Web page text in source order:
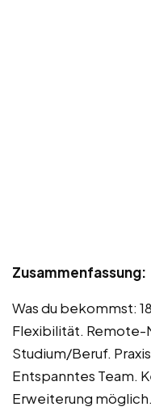
Zusammenfassung:
Was du bekommst:
Flexibilität.
Studium/Beruf.
Entspanntes Team.
Erweiterung